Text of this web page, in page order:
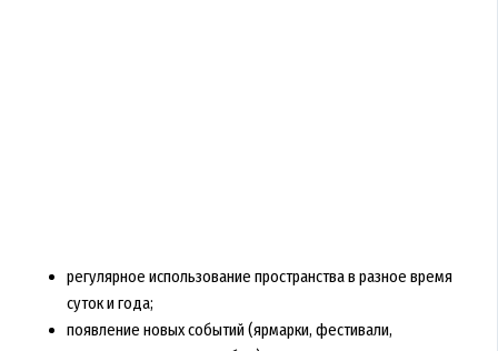
регулярное использование пространства в разное время
суток и года;
появление новых событий (ярмарки, фестивали,